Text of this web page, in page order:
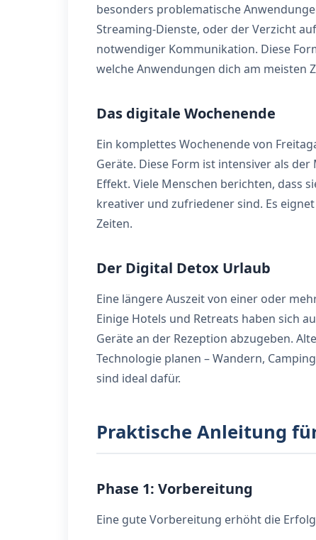
besonders problematische
Streaming-Dienste, oder der Verzicht
notwendiger Kommunikation. Diese
welche Anwendungen dich am meisten
Das digitale Wochenende
Ein komplettes Wochenende von
Geräte. Diese Form ist intensiver als
Effekt. Viele Menschen berichten, dass
kreativer und zufriedener sind. Es
Zeiten.
Der Digital Detox Urlaub
Eine längere Auszeit von einer oder
Einige Hotels und Retreats haben sich
Geräte an der Rezeption abzugeben.
Technologie planen – Wandern,
sind ideal dafür.
Praktische Anleitung
Phase 1: Vorbereitung
Eine gute Vorbereitung erhöht die